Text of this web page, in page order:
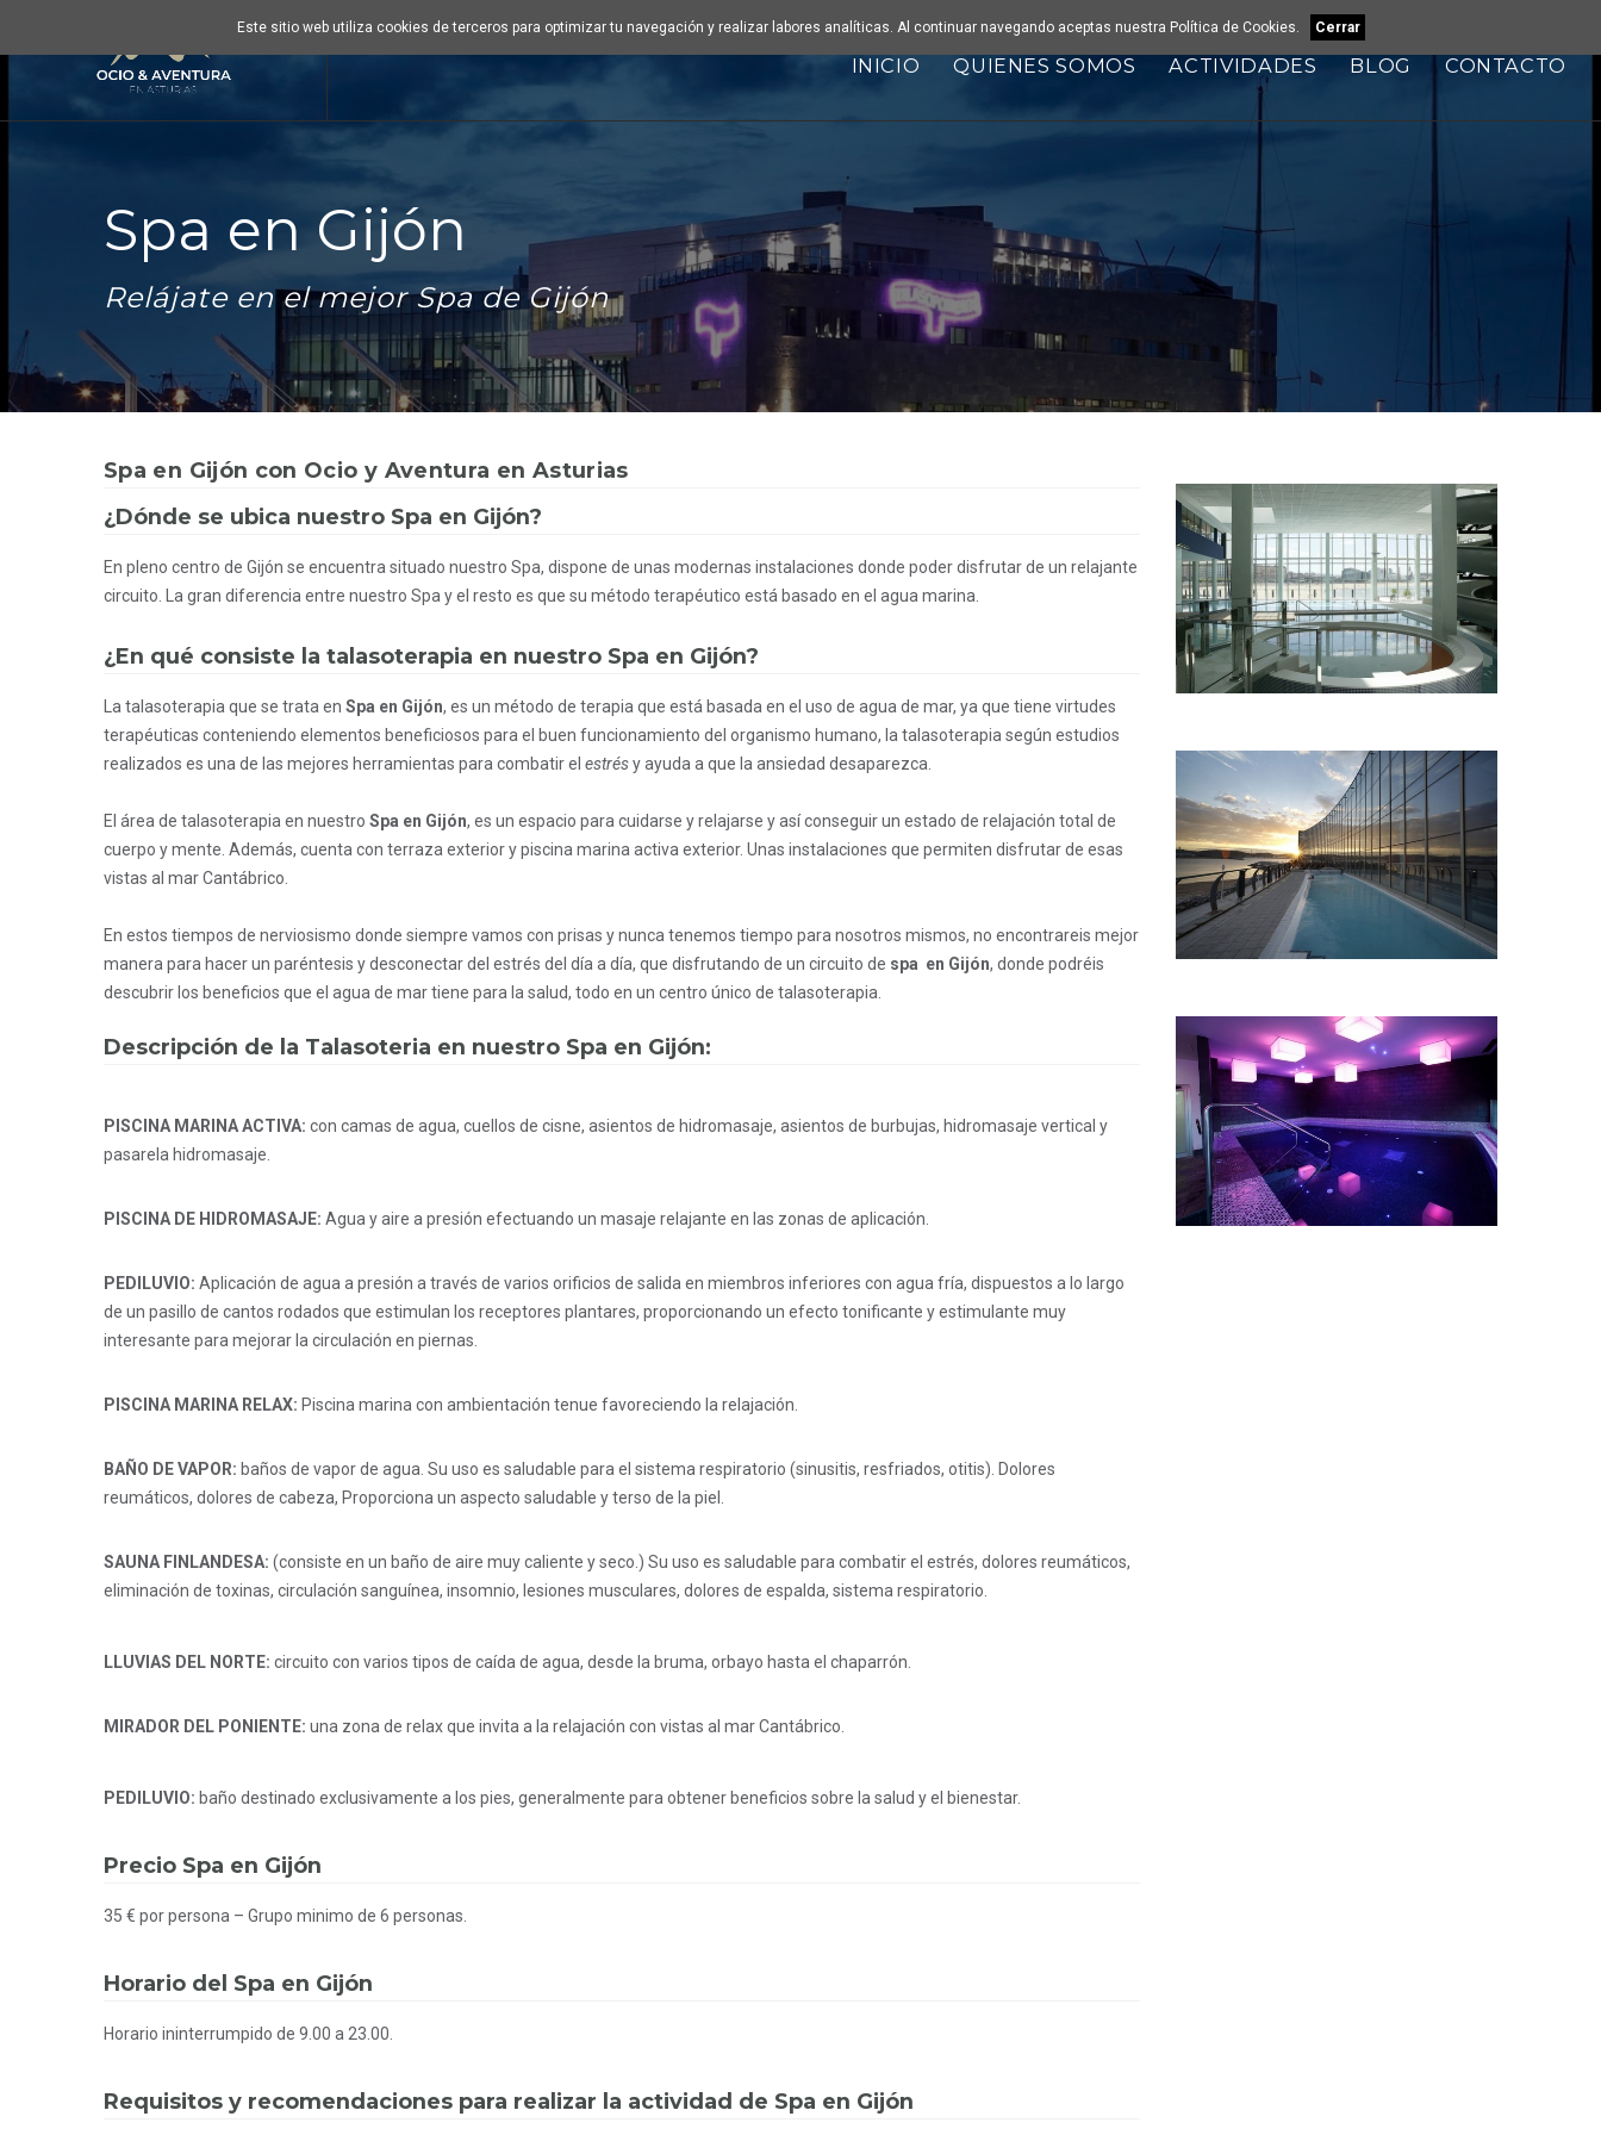
INICIO QUIENES SOMOS ACTIVIDADES BLOG CONTACTO
Este sitio web utiliza cookies de terceros para optimizar tu navegación y realizar labores analíticas. Al continuar navegando aceptas nuestra Política de Cookies. Cerrar
Spa en Gijón
Relájate en el mejor Spa de Gijón
Spa en Gijón con Ocio y Aventura en Asturias
¿Dónde se ubica nuestro Spa en Gijón?
En pleno centro de Gijón se encuentra situado nuestro Spa, dispone de unas modernas instalaciones donde poder disfrutar de un relajante
circuito. La gran diferencia entre nuestro Spa y el resto es que su método terapéutico está basado en el agua marina.
¿En qué consiste la talasoterapia en nuestro Spa en Gijón?
La talasoterapia que se trata en Spa en Gijón, es un método de terapia que está basada en el uso de agua de mar, ya que tiene virtudes
terapéuticas conteniendo elementos beneficiosos para el buen funcionamiento del organismo humano, la talasoterapia según estudios
realizados es una de las mejores herramientas para combatir el estrésy ayuda a que la ansiedad desaparezca.
El área de talasoterapia en nuestro Spa en Gijón, es un espacio para cuidarse y relajarse y así conseguir un estado de relajación total de
cuerpo y mente. Además, cuenta con terraza exterior y piscina marina activa exterior. Unas instalaciones que permiten disfrutar de esas
vistas al mar Cantábrico.
En estos tiempos de nerviosismo donde siempre vamos con prisas y nunca tenemos tiempo para nosotros mismos, no encontrareis mejor
manera para hacer un paréntesis y desconectar del estrés del día a día, que disfrutando de un circuito de spa en Gijón, donde podréis
descubrir los beneficios que el agua de mar tiene para la salud, todo en un centro único de talasoterapia.
Descripción de la Talasoteria en nuestro Spa en Gijón:
PISCINA MARINA ACTIVA: con camas de agua, cuellos de cisne, asientos de hidromasaje, asientos de burbujas, hidromasaje vertical y
pasarela hidromasaje.
PISCINA DE HIDROMASAJE: Agua y aire a presión efectuando un masaje relajante en las zonas de aplicación.
PEDILUVIO: Aplicación de agua a presión a través de varios orificios de salida en miembros inferiores con agua fría, dispuestos a lo largo
de un pasillo de cantos rodados que estimulan los receptores plantares, proporcionando un efecto tonificante y estimulante muy
interesante para mejorar la circulación en piernas.
PISCINA MARINA RELAX: Piscina marina con ambientación tenue favoreciendo la relajación.
BAÑO DE VAPOR: baños de vapor de agua. Su uso es saludable para el sistema respiratorio (sinusitis, resfriados, otitis). Dolores
reumáticos, dolores de cabeza, Proporciona un aspecto saludable y terso de la piel.
SAUNA FINLANDESA: (consiste en un baño de aire muy caliente y seco.) Su uso es saludable para combatir el estrés, dolores reumáticos,
eliminación de toxinas, circulación sanguínea, insomnio, lesiones musculares, dolores de espalda, sistema respiratorio.
LLUVIAS DEL NORTE: circuito con varios tipos de caída de agua, desde la bruma, orbayo hasta el chaparrón.
MIRADOR DEL PONIENTE: una zona de relax que invita a la relajación con vistas al mar Cantábrico.
PEDILUVIO: baño destinado exclusivamente a los pies, generalmente para obtener beneficios sobre la salud y el bienestar.
Precio Spa en Gijón
35 € por persona – Grupo minimo de 6 personas.
Horario del Spa en Gijón
Horario ininterrumpido de 9.00 a 23.00.
Requisitos y recomendaciones para realizar la actividad de Spa en Gijón